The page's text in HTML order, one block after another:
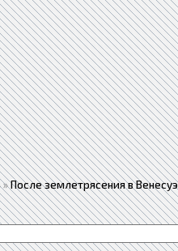
»После землетрясения в